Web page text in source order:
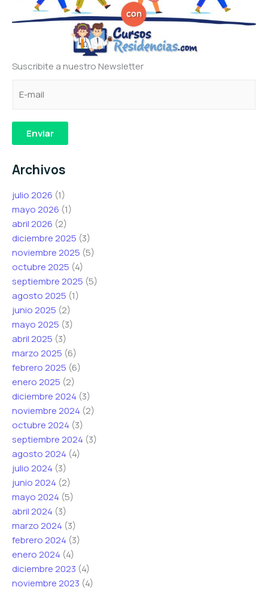
Suscribite a nuestro Newsletter
e
e
e
c
t
r
ó
n
i
c
o
r
o
l
e
c
t
r
ó
n
i
c
o
e
e
e
c
t
r
ó
n
i
c
o
*
Enviar
Archivos
julio 2026 (1)
mayo 2026 (1)
abril 2026 (2)
diciembre 2025 (3)
noviembre 2025 (5)
octubre 2025 (4)
septiembre 2025 (5)
agosto 2025 (1)
junio 2025 (2)
mayo 2025 (3)
abril 2025 (3)
marzo 2025 (6)
febrero 2025 (6)
enero 2025 (2)
diciembre 2024 (3)
noviembre 2024 (2)
octubre 2024 (3)
septiembre 2024 (3)
agosto 2024 (4)
julio 2024 (3)
junio 2024 (2)
mayo 2024 (5)
abril 2024 (3)
marzo 2024 (3)
febrero 2024 (3)
enero 2024 (4)
diciembre 2023 (4)
noviembre 2023 (4)